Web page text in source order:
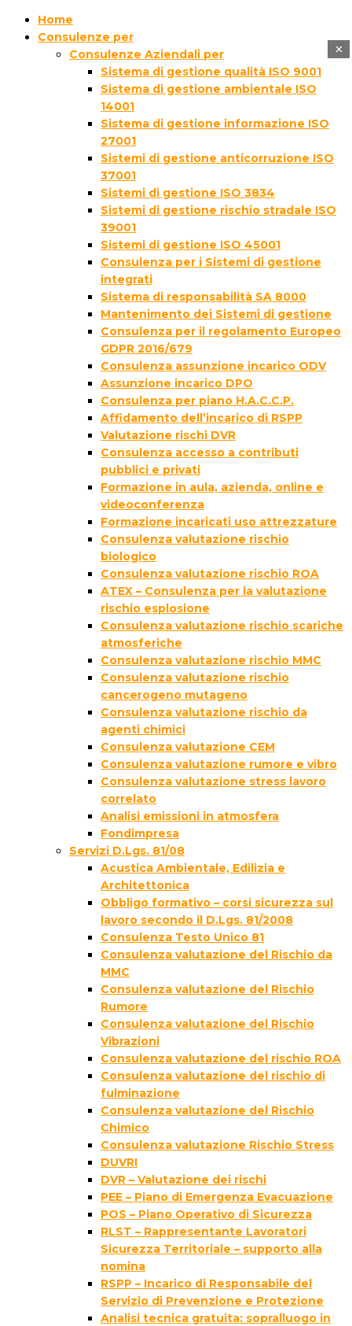
Home
Consulenze per
Consulenze Aziendali per
Sistema di gestione qualità ISO 9001
Sistema di gestione ambientale ISO
14001
Sistema di gestione informazione ISO
27001
Sistemi di gestione anticorruzione ISO
37001
Sistemi di gestione ISO 3834
Sistemi di gestione rischio stradale ISO
39001
Sistemi di gestione ISO 45001
Consulenza per i Sistemi di gestione
integrati
Sistema di responsabilità SA 8000
Mantenimento dei Sistemi di gestione
Consulenza per il regolamento Europeo
GDPR 2016/679
Consulenza assunzione incarico ODV
Assunzione incarico DPO
Consulenza per piano H.A.C.C.P.
Affidamento dell’incarico di RSPP
Valutazione rischi DVR
Consulenza accesso a contributi
pubblici e privati
Formazione in aula, azienda, online e
videoconferenza
Formazione incaricati uso attrezzature
Consulenza valutazione rischio
biologico
Consulenza valutazione rischio ROA
ATEX – Consulenza per la valutazione
rischio esplosione
Consulenza valutazione rischio scariche
atmosferiche
Consulenza valutazione rischio MMC
Consulenza valutazione rischio
cancerogeno mutageno
Consulenza valutazione rischio da
agenti chimici
Consulenza valutazione CEM
Consulenza valutazione rumore e vibro
Consulenza valutazione stress lavoro
correlato
Analisi emissioni in atmosfera
Fondimpresa
Servizi D.Lgs. 81/08
Acustica Ambientale, Edilizia e
Architettonica
Obbligo formativo – corsi sicurezza sul
lavoro secondo il D.Lgs. 81/2008
Consulenza Testo Unico 81
Consulenza valutazione del Rischio da
MMC
Consulenza valutazione del Rischio
Rumore
Consulenza valutazione del Rischio
Vibrazioni
Consulenza valutazione del rischio ROA
Consulenza valutazione del rischio di
fulminazione
Consulenza valutazione del Rischio
Chimico
Consulenza valutazione Rischio Stress
DUVRI
DVR – Valutazione dei rischi
PEE – Piano di Emergenza Evacuazione
POS – Piano Operativo di Sicurezza
RLST – Rappresentante Lavoratori
Sicurezza Territoriale – supporto alla
nomina
RSPP – Incarico di Responsabile del
Servizio di Prevenzione e Protezione
Analisi tecnica gratuita: sopralluogo in
×